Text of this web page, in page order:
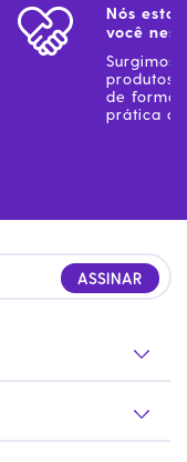
Nós
você
Surgimos
produtos
de forma
prática
ASSINAR